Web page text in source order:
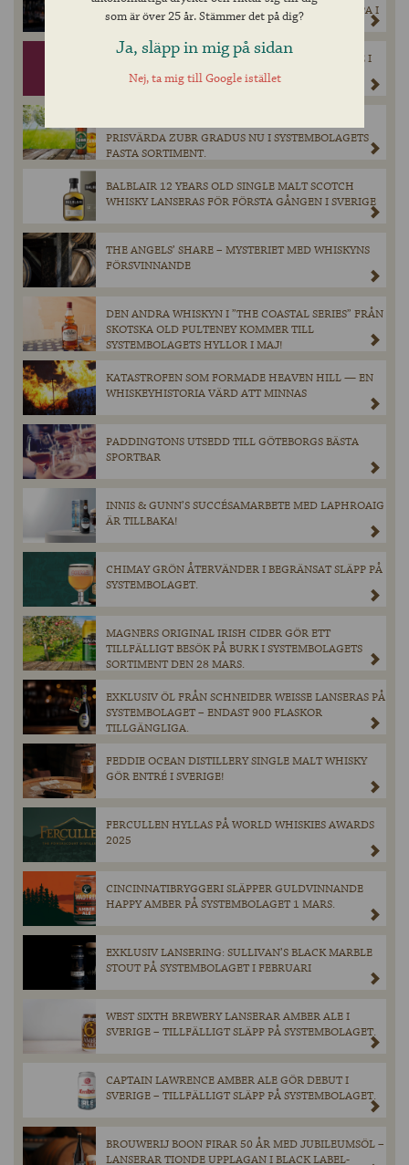
HUMLEINTENSIV DOUBLE DRY-HOPPED BLACK IPA I
HOBGOBLIN RUBY BEER – KLASSISK ENGELSK ALE I
NY KOSTYM GÖR EFTERLÄNGTAD COMEBACK PÅ
SYSTEMBOLAGET 2 JUNI.
PRISVÄRDA ZUBR GRADUS NU I SYSTEMBOLAGETS
FASTA SORTIMENT.
BALBLAIR 12 YEARS OLD SINGLE MALT SCOTCH
WHISKY LANSERAS FÖR FÖRSTA GÅNGEN I SVERIGE
THE ANGELS’ SHARE – MYSTERIET MED WHISKYNS
FÖRSVINNANDE
DEN ANDRA WHISKYN I ”THE COASTAL SERIES” FRÅN
SKOTSKA OLD PULTENEY KOMMER TILL
SYSTEMBOLAGETS HYLLOR I MAJ!
KATASTROFEN SOM FORMADE HEAVEN HILL — EN
WHISKEYHISTORIA VÄRD ATT MINNAS
PADDINGTONS UTSEDD TILL GÖTEBORGS BÄSTA
SPORTBAR
INNIS & GUNN’S SUCCÉSAMARBETE MED LAPHROAIG
ÄR TILLBAKA!
CHIMAY GRÖN ÅTERVÄNDER I BEGRÄNSAT SLÄPP PÅ
SYSTEMBOLAGET.
MAGNERS ORIGINAL IRISH CIDER GÖR ETT
TILLFÄLLIGT BESÖK PÅ BURK I SYSTEMBOLAGETS
SORTIMENT DEN 28 MARS.
EXKLUSIV ÖL FRÅN SCHNEIDER WEISSE LANSERAS PÅ
SYSTEMBOLAGET – ENDAST 900 FLASKOR
TILLGÄNGLIGA.
FEDDIE OCEAN DISTILLERY SINGLE MALT WHISKY
GÖR ENTRÉ I SVERIGE!
FERCULLEN HYLLAS PÅ WORLD WHISKIES AWARDS
2025
CINCINNATIBRYGGERI SLÄPPER GULDVINNANDE
HAPPY AMBER PÅ SYSTEMBOLAGET 1 MARS.
EXKLUSIV LANSERING: SULLIVAN’S BLACK MARBLE
STOUT PÅ SYSTEMBOLAGET I FEBRUARI
WEST SIXTH BREWERY LANSERAR AMBER ALE I
SVERIGE – TILLFÄLLIGT SLÄPP PÅ SYSTEMBOLAGET.
CAPTAIN LAWRENCE AMBER ALE GÖR DEBUT I
SVERIGE – TILLFÄLLIGT SLÄPP PÅ SYSTEMBOLAGET.
BROUWERIJ BOON FIRAR 50 ÅR MED JUBILEUMSÖL –
LANSERAR TIONDE UPPLAGAN I BLACK LABEL-
som är över 25 år. Stämmer det på dig?
Ja, släpp in mig på sidan
Nej, ta mig till Google istället